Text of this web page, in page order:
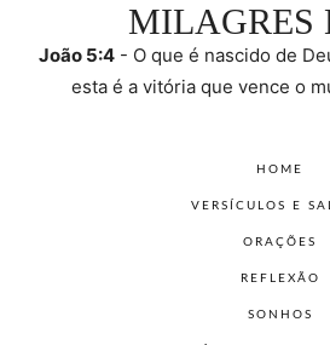
MILAGRES
João 5:4- O que é nascido de
esta é a vitória que vence o
HOME
VERSÍCULOS E
ORAÇÕES
REFLEXÃO
SONHOS